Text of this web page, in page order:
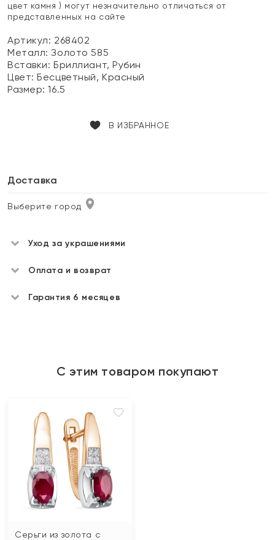
цвет камня ) могут незначительно отличаться от
представленных на сайте
Артикул: 268402
Металл:Золото 585
Вставки:Бриллиант, Рубин
Цвет:Бесцветный, Красный
Размер:16.5
В ИЗБРАННОЕ
Доставка
Выберите город
Уход за украшениями
Оплата и возврат
Гарантия 6 месяцев
С этим товаром покупают
Серьги из золота с